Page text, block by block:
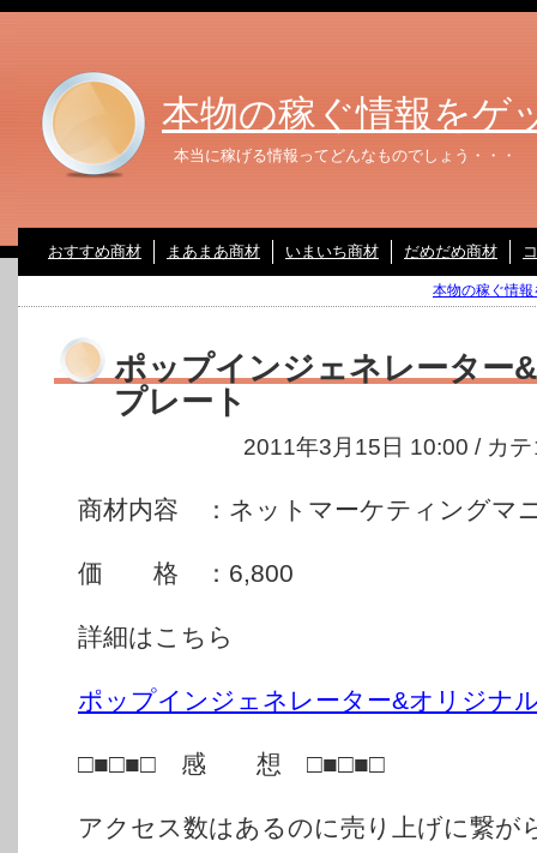
本物の稼ぐ情報をゲ
本当に稼げる情報ってどんなものでしょう・・・
おすすめ商材 まあまあ商材 いまいち商材 だめだめ商材
本物の稼ぐ情報
ポップインジェネレーター
プレート
2011年3月15日 10:00 / カ
商材内容 ：ネットマーケティングマ
価 格 ：6,800
詳細はこちら
ポップインジェネレーター&オリジナ
□■□■□ 感 想 □■□■□
アクセス数はあるのに売り上げに繋が